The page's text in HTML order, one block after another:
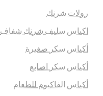
رولات شرنك
اكياس سليف شرنك شفاف
أكياس سكر صغيرة
أكياس سكر اصابع
أكياس الفاكيوم للطعام